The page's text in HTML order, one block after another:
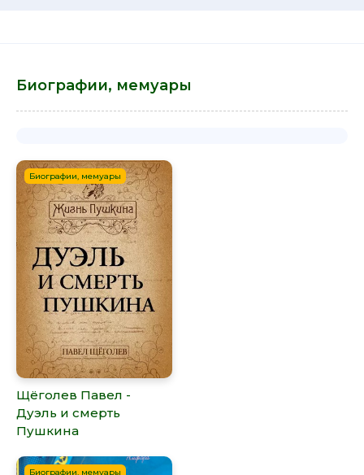
Биографии, мемуары
Биографии, мемуары
Щёголев Павел -
Дуэль и смерть
Пушкина
Биографии, мемуары